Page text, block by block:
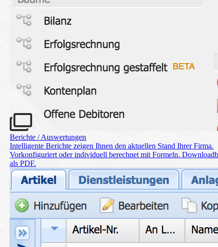
Berichte / Auswertungen
Intelligente Berichte zeigen Ihnen den aktuellen Stand Ihrer Firma.
Vorkonfiguriert oder individuell berechnet mit Formeln.
als PDF.